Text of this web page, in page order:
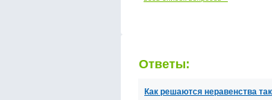
Ответы:
Как решаются неравенства